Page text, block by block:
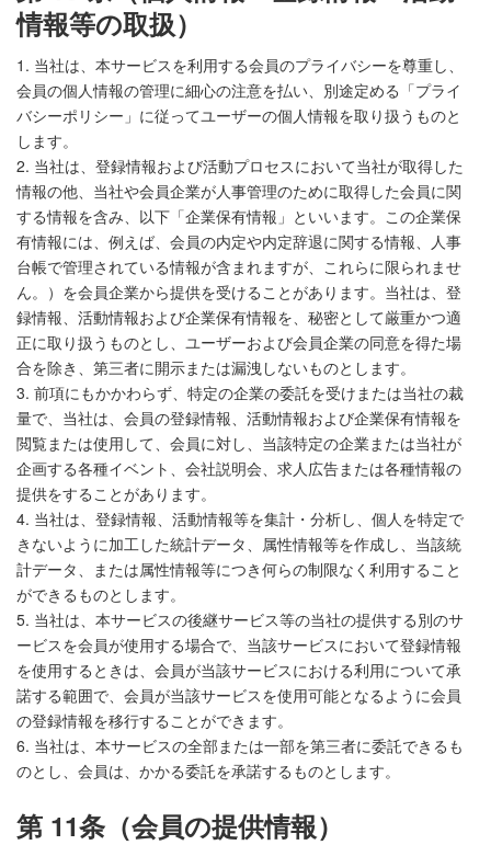
情報等の取扱）
1. 当社は、本サービスを利用する会員のプライバシーを尊重し、
会員の個人情報の管理に細心の注意を払い、別途定める「プライ
バシーポリシー」に従ってユーザーの個人情報を取り扱うものと
します。
2. 当社は、登録情報および活動プロセスにおいて当社が取得した
情報の他、当社や会員企業が人事管理のために取得した会員に関
する情報を含み、以下「企業保有情報」といいます。この企業保
有情報には、例えば、会員の内定や内定辞退に関する情報、人事
台帳で管理されている情報が含まれますが、これらに限られませ
ん。）を会員企業から提供を受けることがあります。当社は、登
録情報、活動情報および企業保有情報を、秘密として厳重かつ適
正に取り扱うものとし、ユーザーおよび会員企業の同意を得た場
合を除き、第三者に開示または漏洩しないものとします。
3. 前項にもかかわらず、特定の企業の委託を受けまたは当社の裁
量で、当社は、会員の登録情報、活動情報および企業保有情報を
閲覧または使用して、会員に対し、当該特定の企業または当社が
企画する各種イベント、会社説明会、求人広告または各種情報の
提供をすることがあります。
4. 当社は、登録情報、活動情報等を集計・分析し、個人を特定で
きないように加工した統計データ、属性情報等を作成し、当該統
計データ、または属性情報等につき何らの制限なく利用すること
ができるものとします。
5. 当社は、本サービスの後継サービス等の当社の提供する別のサ
ービスを会員が使用する場合で、当該サービスにおいて登録情報
を使用するときは、会員が当該サービスにおける利用について承
諾する範囲で、会員が当該サービスを使用可能となるように会員
の登録情報を移行することができます。
6. 当社は、本サービスの全部または一部を第三者に委託できるも
のとし、会員は、かかる委託を承諾するものとします。
第 11条（会員の提供情報）